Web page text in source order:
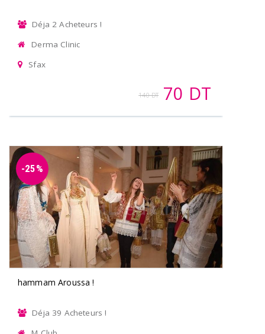
Déja 2 Acheteurs !
Derma Clinic
Sfax
70 DT
140 DT
-25%
hammam Aroussa !
Déja 39 Acheteurs !